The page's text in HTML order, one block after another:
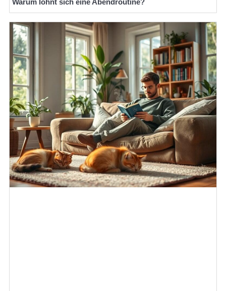
Warum lohnt sich eine Abendroutine?